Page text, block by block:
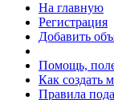
На главную
Регистрация
Добавить
Помощь,
Как создать
Правила